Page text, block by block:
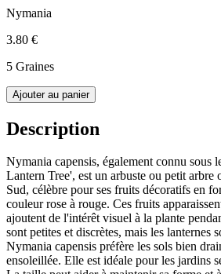
Nymania
3.80 €
5 Graines
Ajouter au panier
Description
Nymania capensis, également connu sous
Lantern Tree', est un arbuste ou petit
Sud, célèbre pour ses fruits décoratifs en
couleur rose à rouge. Ces fruits
ajoutent de l'intérêt visuel à la plante
sont petites et discrètes, mais les lanternes
Nymania capensis préfère les sols bien
ensoleillée. Elle est idéale pour les jardins